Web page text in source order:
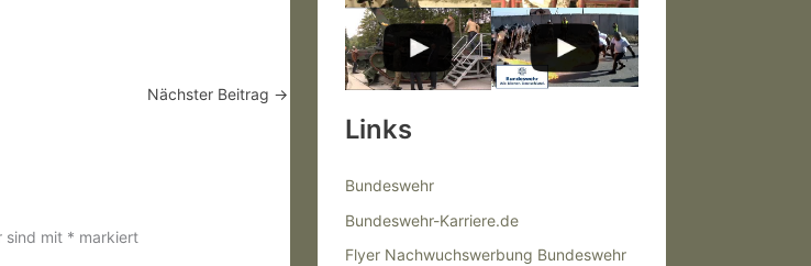
Nächster Beitrag →
sind mit * markiert
Links
Bundeswehr
Bundeswehr-Karriere.de
Flyer Nachwuchswerbung Bundeswehr